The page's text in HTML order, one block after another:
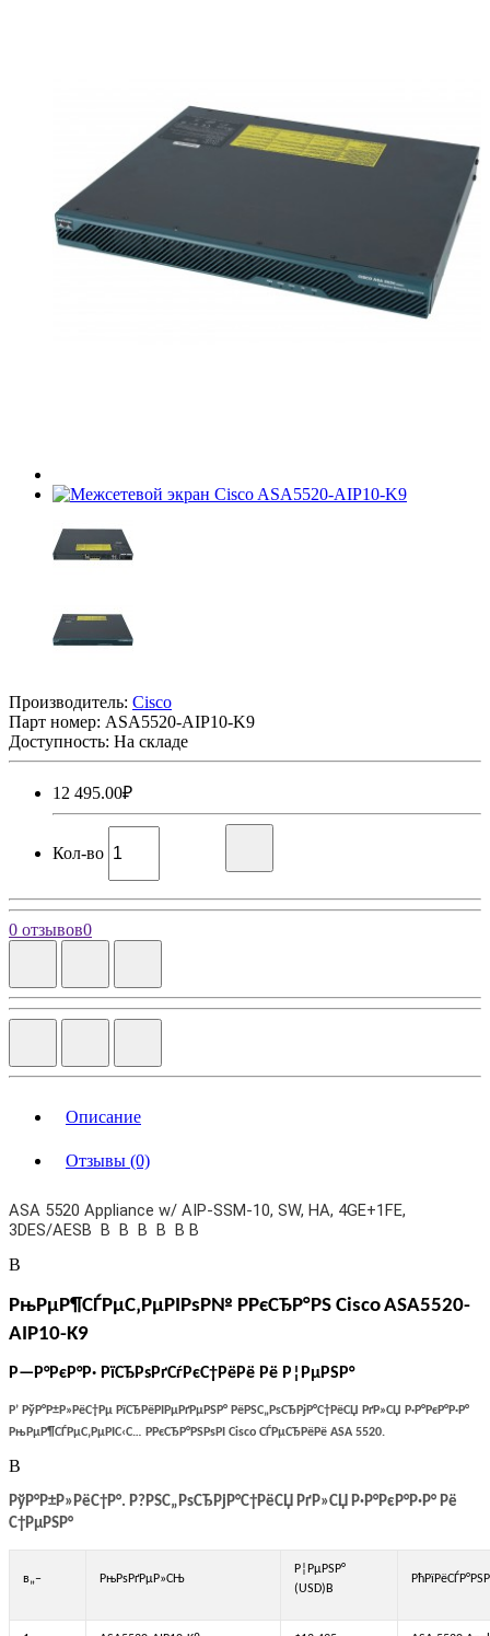
Производитель: Cisco
Парт номер: ASA5520-AIP10-K9
Доступность: На складе
12 495.00₽
Кол-во
0 отзывов0
Описание
Отзывы (0)
ASA 5520 Appliance w/ AIP-SSM-10, SW, HA, 4GE+1FE,
3DES/AESВ В В В В В В
В
РњРµР¶СЃРµС‚РµРІРѕР№ Р­РєСЂР°РЅ CiscoASA5520-
AIP10-K9
Р—Р°РєР°Р· РїСЂРѕРґСѓРєС†РёРё Рё Р¦РµРЅР°
Р’ РўР°Р±Р»РёС†Рµ РїСЂРёРІРµРґРµРЅР° РёРЅС„РѕСЂРјР°С†РёСЏ РґР»СЏ Р·Р°РєР°Р·Р°
РњРµР¶СЃРµС‚РµРІС‹С… Р­РєСЂР°РЅРѕРІ Cisco СЃРµСЂРёРё ASA 5520.
В
РўР°Р±Р»РёС†Р°. Р?РЅС„РѕСЂРјР°С†РёСЏ РґР»СЏ Р·Р°РєР°Р·Р° Рё
С†РµРЅР°
в„– РњРѕРґРµР»СЊ
Р¦РµРЅР°
(USD)В